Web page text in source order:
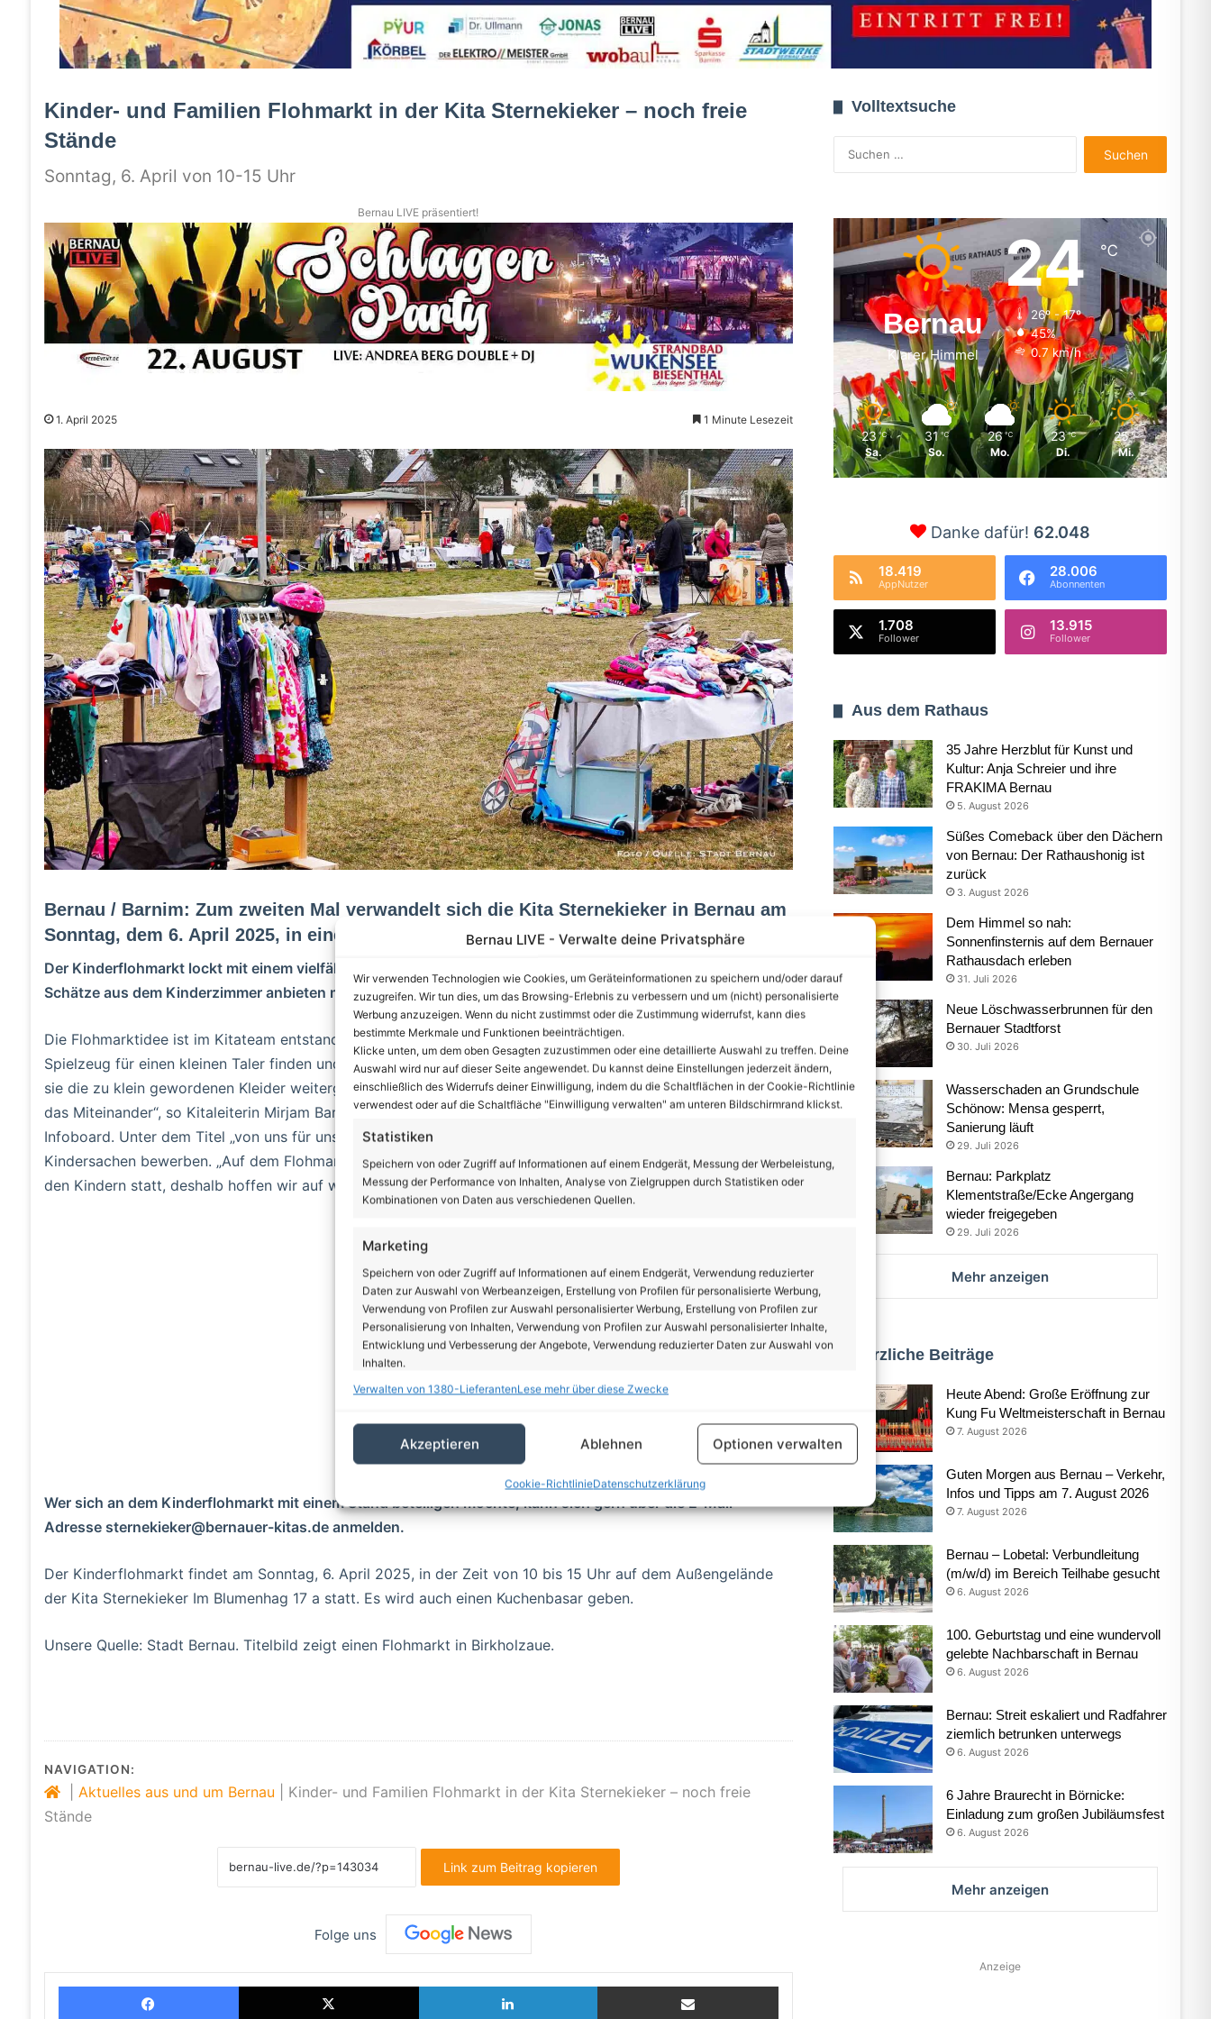
Bernau LIVE - Verwalte deine Privatsphäre
Wir verwenden Technologien wie Cookies, um Geräteinformationen zu speichern und/oder darauf
zuzugreifen. Wir tun dies, um das Browsing-Erlebnis zu verbessern und um (nicht) personalisierte
Werbung anzuzeigen. Wenn du nicht zustimmst oder die Zustimmung widerrufst, kann dies
bestimmte Merkmale und Funktionen beeinträchtigen.
Klicke unten, um dem oben Gesagten zuzustimmen oder eine detaillierte Auswahl zu treffen. Deine
Auswahl wird nur auf dieser Seite angewendet. Du kannst deine Einstellungen jederzeit ändern,
einschließlich des Widerrufs deiner Einwilligung, indem du die Schaltflächen in der Cookie-Richtlinie
verwendest oder auf die Schaltfläche "Einwilligung verwalten" am unteren Bildschirmrand klickst.
Statistiken
Speichern von oder Zugriff auf Informationen auf einem Endgerät, Messung der Werbeleistung,
Messung der Performance von Inhalten, Analyse von Zielgruppen durch Statistiken oder
Kombinationen von Daten aus verschiedenen Quellen.
Marketing
Speichern von oder Zugriff auf Informationen auf einem Endgerät, Verwendung reduzierter
Daten zur Auswahl von Werbeanzeigen, Erstellung von Profilen für personalisierte Werbung,
Verwendung von Profilen zur Auswahl personalisierter Werbung, Erstellung von Profilen zur
Personalisierung von Inhalten, Verwendung von Profilen zur Auswahl personalisierter Inhalte,
Entwicklung und Verbesserung der Angebote, Verwendung reduzierter Daten zur Auswahl von
Inhalten.
Abgleichung und Kombination von Daten aus unterschiedlichen Quellen,
Verknüpfung verschiedener Endgeräte, Identifikation von Endgeräten anhand
Gewährleistung der Sicherheit, Verhinderung und Aufdeckung
von Betrug und Fehlerbehebung, Bereitstellung und Anzeige
Datenschutz speichern und übermitteln.
Immer aktiv
Verwalten von 1380-LieferantenLese mehr über diese Zwecke
Akzeptieren Ablehnen Optionen verwalten
Cookie-RichtlinieDatenschutzerklärung
Kinder- und Familien Flohmarkt in der Kita Sternekieker – noch freie
Stände
Sonntag, 6. April von 10-15 Uhr
Bernau LIVE präsentiert!
1. April 2025 1 Minute Lesezeit
Bernau / Barnim: Zum zweiten Mal verwandelt sich die Kita Sternekieker in Bernau am
Sonntag, dem 6. April 2025, in einen bunten Marktplatz für Familien.
Der Kinderflohmarkt lockt mit einem vielfältigen Angebot an Spielzeug, Kleidung und Büchern. Wer selbst
Schätze aus dem Kinderzimmer anbieten möchte, kann sich mit einem eigenen Stand beteiligen.
Die Flohmarktidee ist im Kitateam entstanden. „Alle Eltern freuen sich, wenn sie gut erhaltene Sachen oder
Spielzeug für einen kleinen Taler finden und nicht alles neu kaufen müssen. Genauso freuen sich Eltern, wenn
sie die zu klein gewordenen Kleider weitergeben können. Das ist nicht nur nachhaltig, sondern stärkt auch
das Miteinander“, so Kitaleiterin Mirjam Barton. In der Kita gibt es bereits einen regen Tausch über ein
Infoboard. Unter dem Titel „von uns für uns“ können Eltern der Einrichtung dort ihre abzugebenden
Kindersachen bewerben. „Auf dem Flohmarkt findet natürlich viel mehr Interaktion zwischen den Eltern und
den Kindern statt, deshalb hoffen wir auf weitere Anmeldungen“, so die Kitaleiterin.
Wer sich an dem Kinderflohmarkt mit einem Stand beteiligen möchte, kann sich gern über die E-Mail-
Adresse sternekieker@bernauer-kitas.de anmelden.
Der Kinderflohmarkt findet am Sonntag, 6. April 2025, in der Zeit von 10 bis 15 Uhr auf dem Außengelände
der Kita Sternekieker Im Blumenhag 17 a statt. Es wird auch einen Kuchenbasar geben.
Unsere Quelle: Stadt Bernau. Titelbild zeigt einen Flohmarkt in Birkholzaue.
NAVIGATION:
Aktuelles aus und um Bernau
Kinder- und Familien Flohmarkt in der Kita Sternekieker – noch freie
Stände
Link zum Beitrag kopieren
Folge uns
Facebook X LinkedIn Teilen via E-Mail
Volltextsuche
nach:
Bernau
Klarer Himmel
24℃
26º - 17º
45%
0.7 km/h
23 ℃
Sa.
31 ℃
So.
26 ℃
Mo.
23 ℃
Di.
25 ℃
Mi.
Danke dafür! 62.048
18.419
AppNutzer
28.006
Abonnenten
1.708
Follower
13.915
Follower
Aus dem Rathaus
35 Jahre Herzblut für Kunst und
Kultur: Anja Schreier und ihre
FRAKIMA Bernau
5. August 2026
Süßes Comeback über den Dächern
von Bernau: Der Rathaushonig ist
zurück
3. August 2026
Dem Himmel so nah:
Sonnenfinsternis auf dem Bernauer
Rathausdach erleben
31. Juli 2026
Neue Löschwasserbrunnen für den
Bernauer Stadtforst
30. Juli 2026
Wasserschaden an Grundschule
Schönow: Mensa gesperrt,
Sanierung läuft
29. Juli 2026
Bernau: Parkplatz
Klementstraße/Ecke Angergang
wieder freigegeben
29. Juli 2026
Mehr anzeigen
Kürzliche Beiträge
Heute Abend: Große Eröffnung zur
Kung Fu Weltmeisterschaft in Bernau
7. August 2026
Guten Morgen aus Bernau – Verkehr,
Infos und Tipps am 7. August 2026
7. August 2026
Bernau – Lobetal: Verbundleitung
(m/w/d) im Bereich Teilhabe gesucht
6. August 2026
100. Geburtstag und eine wundervoll
gelebte Nachbarschaft in Bernau
6. August 2026
Bernau: Streit eskaliert und Radfahrer
ziemlich betrunken unterwegs
6. August 2026
6 Jahre Braurecht in Börnicke:
Einladung zum großen Jubiläumsfest
6. August 2026
Mehr anzeigen
Anzeige